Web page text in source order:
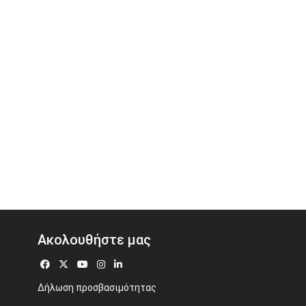
Ακολουθήστε μας
Δήλωση προσβασιμότητας